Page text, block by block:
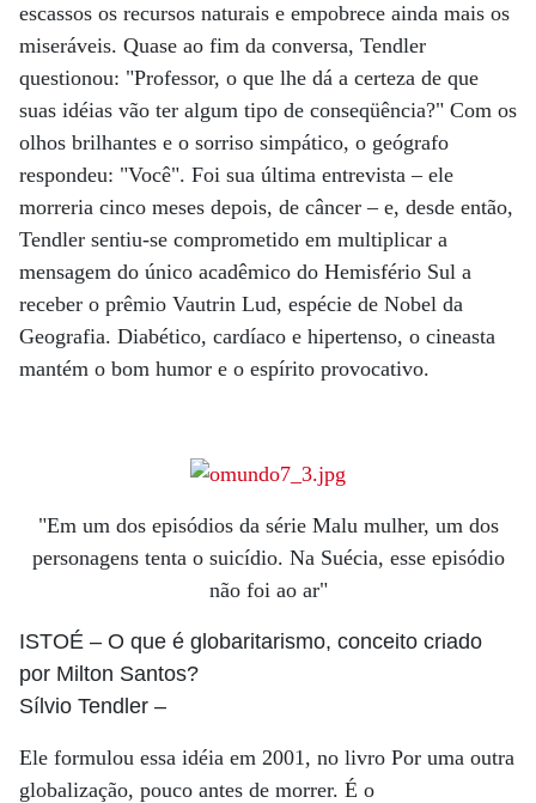
escassos os recursos naturais e empobrece ainda mais os
miseráveis. Quase ao fim da conversa, Tendler
questionou: "Professor, o que lhe dá a certeza de que
suas idéias vão ter algum tipo de conseqüência?" Com os
olhos brilhantes e o sorriso simpático, o geógrafo
respondeu: "Você". Foi sua última entrevista – ele
morreria cinco meses depois, de câncer – e, desde então,
Tendler sentiu-se comprometido em multiplicar a
mensagem do único acadêmico do Hemisfério Sul a
receber o prêmio Vautrin Lud, espécie de Nobel da
Geografia. Diabético, cardíaco e hipertenso, o cineasta
mantém o bom humor e o espírito provocativo.
"Em um dos episódios da série Malu mulher, um dos
personagens tenta o suicídio. Na Suécia, esse episódio
não foi ao ar"
ISTOÉ – O que é globaritarismo, conceito criado
por Milton Santos?
Sílvio Tendler –
Ele formulou essa idéia em 2001, no livro Por uma outra
globalização, pouco antes de morrer. É o